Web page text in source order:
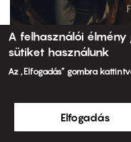
A felhasználói
sütiket használunk
Az „Elfogadás” gombra
Elfogadás